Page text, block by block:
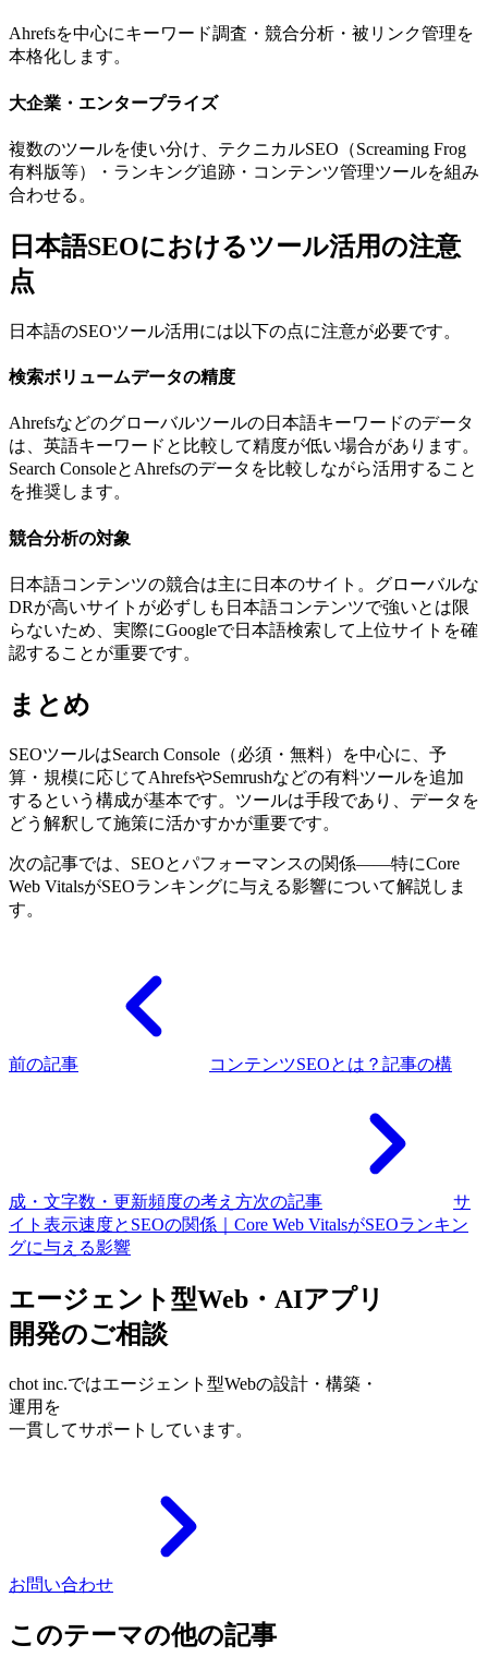
Ahrefsを中心にキーワード調査・競合分析・被リンク管理を
本格化します。
大企業・エンタープライズ
複数のツールを使い分け、テクニカルSEO（Screaming Frog
有料版等）・ランキング追跡・コンテンツ管理ツールを組み
合わせる。
日本語SEOにおけるツール活用の注意
点
日本語のSEOツール活用には以下の点に注意が必要です。
検索ボリュームデータの精度
Ahrefsなどのグローバルツールの日本語キーワードのデータ
は、英語キーワードと比較して精度が低い場合があります。
Search ConsoleとAhrefsのデータを比較しながら活用すること
を推奨します。
競合分析の対象
日本語コンテンツの競合は主に日本のサイト。グローバルな
DRが高いサイトが必ずしも日本語コンテンツで強いとは限
らないため、実際にGoogleで日本語検索して上位サイトを確
認することが重要です。
まとめ
SEOツールはSearch Console（必須・無料）を中心に、予
算・規模に応じてAhrefsやSemrushなどの有料ツールを追加
するという構成が基本です。ツールは手段であり、データを
どう解釈して施策に活かすかが重要です。
次の記事では、SEOとパフォーマンスの関係——特にCore
Web VitalsがSEOランキングに与える影響について解説しま
す。
前の記事 コンテンツSEOとは？記事の構
成・文字数・更新頻度の考え方次の記事
サ
イト表示速度とSEOの関係｜Core Web VitalsがSEOランキン
グに与える影響
エージェント型Web・AIアプリ
開発のご相談
chot inc.ではエージェント型Webの設計・構築・
運用を
一貫してサポートしています。
お問い合わせ
このテーマの他の記事